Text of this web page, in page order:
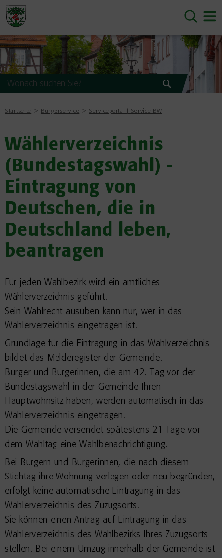
Startseite Bürgerservice Serviceportal | Service-BW
Wählerverzeichnis
(Bundestagswahl) -
Eintragung von
Deutschen, die in
Deutschland leben,
beantragen
Für jeden Wahlbezirk wird ein amtliches
Wählerverzeichnis geführt.
Sein Wahlrecht ausüben kann nur, wer in das
Wählerverzeichnis eingetragen ist.
Grundlage für die Eintragung in das Wählverzeichnis
bildet das Melderegister der Gemeinde.
Bürger und Bürgerinnen, die am 42. Tag vor der
Bundestagswahl in der Gemeinde Ihren
Hauptwohnsitz haben, werden automatisch in das
Wählerverzeichnis eingetragen.
Die Gemeinde versendet spätestens 21 Tage vor
dem Wahltag eine Wahlbenachrichtigung.
Bei Bürgern und Bürgerinnen, die nach diesem
Stichtag ihre Wohnung verlegen oder neu begründen,
erfolgt keine automatische Eintragung in das
Wählerverzeichnis des Zuzugsorts.
Sie können einen Antrag auf Eintragung in das
Wählerverzeichnis des Wahlbezirks Ihres Zuzugsorts
stellen. Bei einem Umzug innerhalb der Gemeinde ist